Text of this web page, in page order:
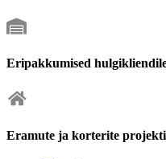
Eripakkumised
Eramute ja korterite